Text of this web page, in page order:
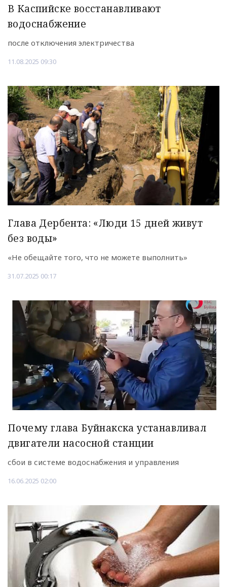
В Каспийске восстанавливают
водоснабжение
после отключения электричества
11.08.2025 09:30
Глава Дербента: «Люди 15 дней живут
без воды»
«Не обещайте того, что не можете выполнить»
31.07.2025 00:17
Почему глава Буйнакска устанавливал
двигатели насосной станции
сбои в системе водоснабжения и управления
16.06.2025 02:00